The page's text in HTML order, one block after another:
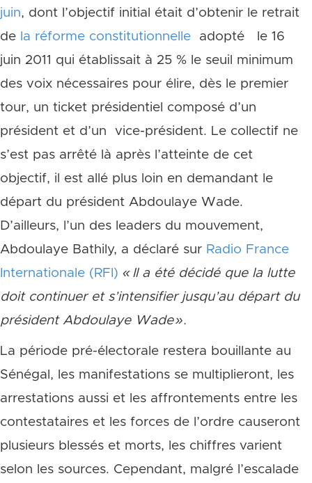
juin, dont l’objectif initial était d’obtenir le retrait
de la réforme constitutionnelle adopté le 16
juin 2011 qui établissait à 25 % le seuil minimum
des voix nécessaires pour élire, dès le premier
tour, un ticket présidentiel composé d’un
président et d’un vice-président. Le collectif ne
s’est pas arrêté là après l’atteinte de cet
objectif, il est allé plus loin en demandant le
départ du président Abdoulaye Wade.
D’ailleurs, l’un des leaders du mouvement,
Abdoulaye Bathily, a déclaré sur Radio France
Internationale (RFI) « Il a été décidé que la lutte
doit continuer et s’intensifier jusqu’au départ du
président Abdoulaye Wade ».
La période pré-électorale restera bouillante au
Sénégal, les manifestations se multiplieront, les
arrestations aussi et les affrontements entre les
contestataires et les forces de l’ordre causeront
plusieurs blessés et morts, les chiffres varient
selon les sources. Cependant, malgré l’escalade